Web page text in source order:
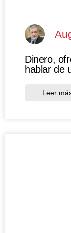
Dinero,
hablar de
Leer